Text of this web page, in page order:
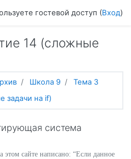
гостевой доступ (Вход)
14 (сложные
Школа 9
Тема 3
задачи на if)
система
этом сайте написано: “Если данное